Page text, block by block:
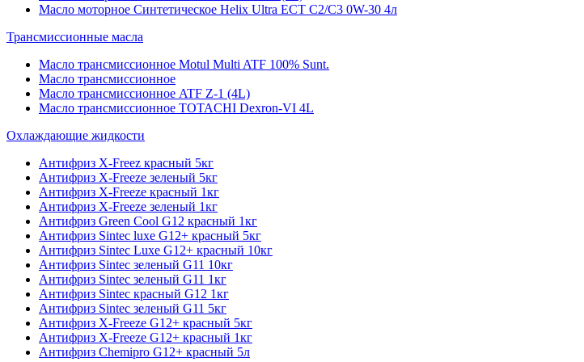
Масло моторное Синтетическое Helix Ultra ECT C2/C3 0W-30 4л
Трансмиссионные масла
Масло трансмиссионное Motul Multi ATF 100% Sunt.
Масло трансмиссионное
Масло трансмиссионное ATF Z-1 (4L)
Масло трансмиссионное TOTACHI Dexron-VI 4L
Охлаждающие жидкости
Антифриз X-Freez красный 5кг
Антифриз X-Freeze зеленый 5кг
Антифриз X-Freeze красный 1кг
Антифриз X-Freeze зеленый 1кг
Антифриз Green Cool G12 красный 1кг
Антифриз Sintec luxe G12+ красный 5кг
Антифриз Sintec Luxe G12+ красный 10кг
Антифриз Sintec зеленый G11 10кг
Антифриз Sintec зеленый G11 1кг
Антифриз Sintec красный G12 1кг
Антифриз Sintec зеленый G11 5кг
Антифриз X-Freeze G12+ красный 5кг
Антифриз X-Freeze G12+ красный 1кг
Антифриз Chemipro G12+ красный 5л